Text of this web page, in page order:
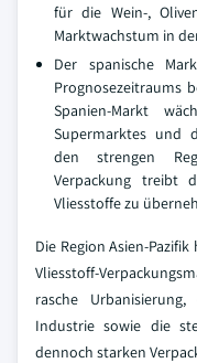
für die Wein-,
Marktwachstum in
Der spanische
Prognosezeitraums
Spanien-Markt
Supermarktes und
den strengen
Verpackung treibt
Vliesstoffe zu
Die Region Asien-
Vliesstoff-
rasche
Industrie sowie die
dennoch starken